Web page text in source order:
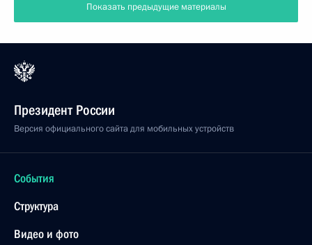
Показать предыдущие материалы
Президент России
Версия официального сайта для мобильных устройств
События
Структура
Видео и фото